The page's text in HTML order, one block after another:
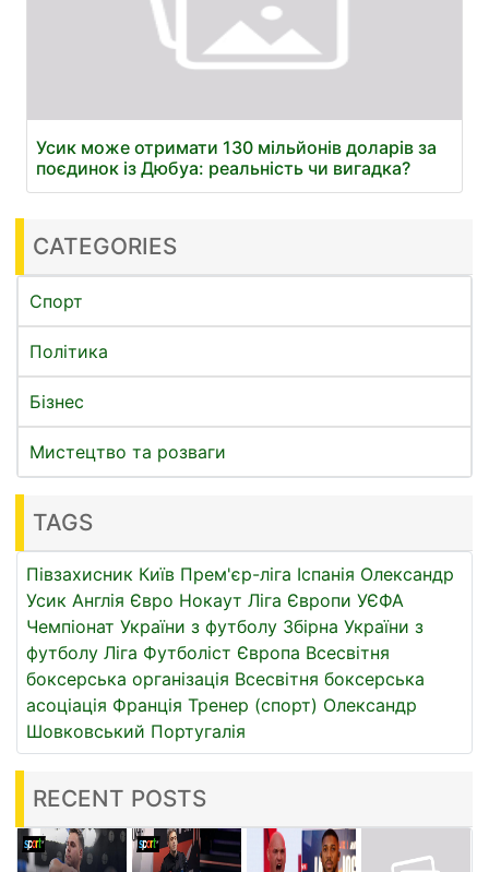
Усик може отримати 130 мільйонів доларів за
поєдинок із Дюбуа: реальність чи вигадка?
CATEGORIES
Спорт
Політика
Бізнес
Мистецтво та розваги
TAGS
Півзахисник Київ Прем'єр-ліга Іспанія Олександр
Усик Англія Євро Нокаут Ліга Європи УЄФА
Чемпіонат України з футболу Збірна України з
футболу Ліга Футболіст Європа Всесвітня
боксерська організація Всесвітня боксерська
асоціація Франція Тренер (спорт) Олександр
Шовковський Португалія
RECENT POSTS